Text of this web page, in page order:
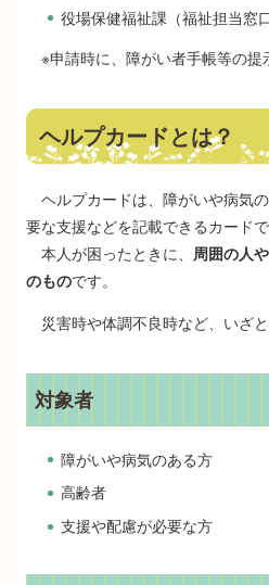
役場保健福祉課（福祉担当窓口
※申請時に、障がい者手帳等の提
ヘルプカードとは？
ヘルプカードは、障がいや病気
要な支援などを記載できるカードで
本人が困ったときに、 周囲の人
のものです。
災害時や体調不良時など、いざと
対象者
障がいや病気のある方
高齢者
支援や配慮が必要な方